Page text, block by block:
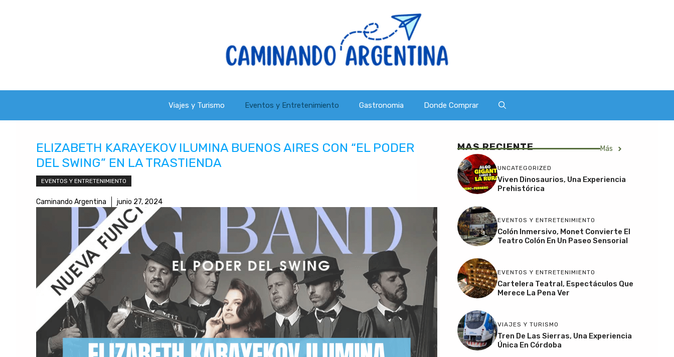
Viajes y Turismo Eventos y Entretenimiento Gastronomia Donde Comprar
ELIZABETH KARAYEKOV ILUMINA BUENOS AIRES CON “EL PODER
DEL SWING” EN LA TRASTIENDA
EVENTOS Y ENTRETENIMIENTO
Caminando Argentina junio 27, 2024
MAS RECIENTE Más
UNCATEGORIZED
Viven Dinosaurios, Una Experiencia
Prehistórica
EVENTOS Y ENTRETENIMIENTO
Colón Inmersivo, Monet Convierte El
Teatro Colón En Un Paseo Sensorial
EVENTOS Y ENTRETENIMIENTO
Cartelera Teatral, Espectáculos Que
Merece La Pena Ver
VIAJES Y TURISMO
Tren De Las Sierras, Una Experiencia
Única En Córdoba